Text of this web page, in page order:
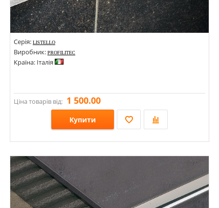
Серія: LISTELLO
Виробник: PROFILITEC
Країна: Італія
Ціна товарів від: 1 500.00
Купити
Розміри: 15х2700;
Стилі:
Кольори: